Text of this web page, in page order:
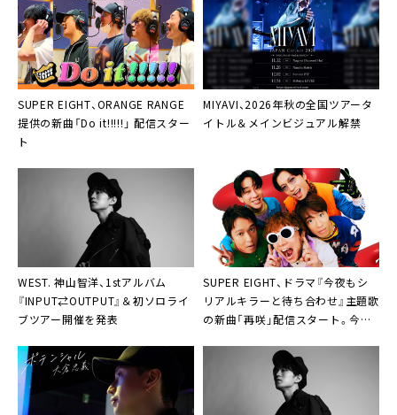
SUPER EIGHT、ORANGE RANGE
提供の新曲「Do it!!!!!」 配信スター
ト
MIYAVI、2026年秋の全国ツアータ
イトル＆メインビジュアル解禁
WEST. 神山智洋、1stアルバム
『INPUT⇄OUTPUT』＆初ソロライ
ブツアー開催を発表
SUPER EIGHT、ドラマ『今夜もシ
リアルキラーと待ち合わせ』主題歌
の新曲「再咲」配信スタート。今夜